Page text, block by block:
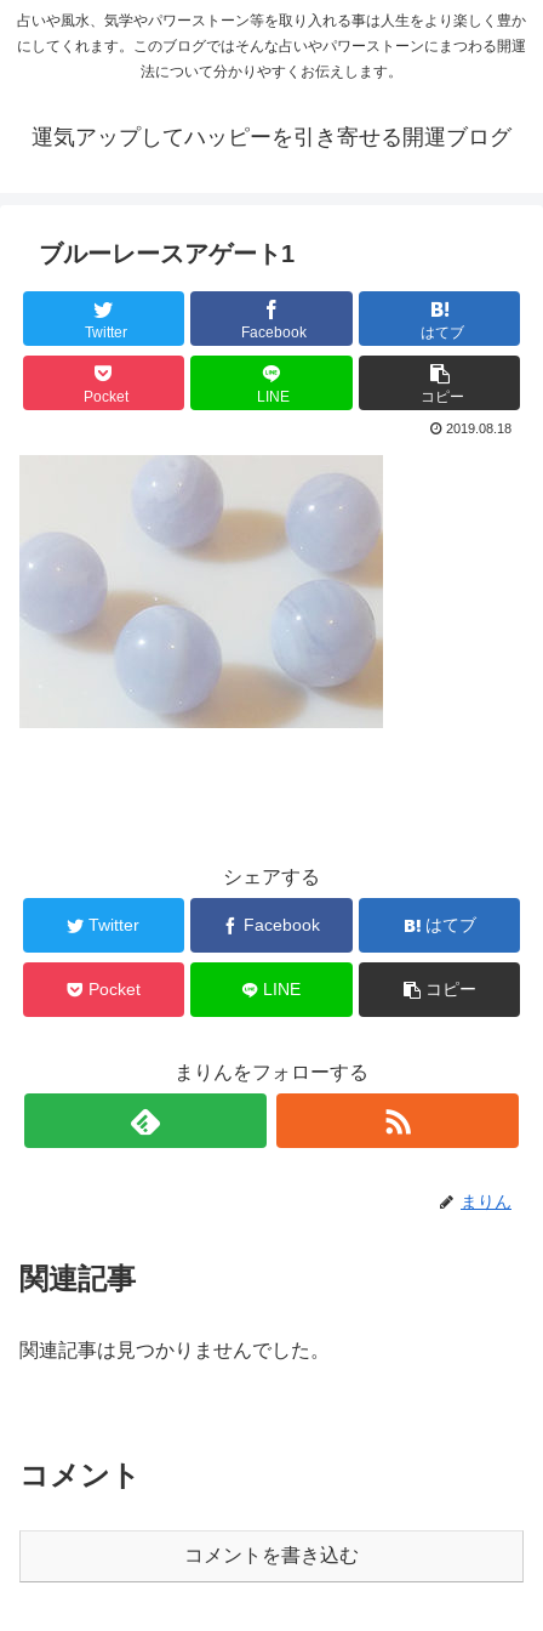
占いや風水、気学やパワーストーン等を取り入れる事は人生をより楽しく豊か
にしてくれます。このブログではそんな占いやパワーストーンにまつわる開運
法について分かりやすくお伝えします。
運気アップしてハッピーを引き寄せる開運ブログ
ブルーレースアゲート1
Twitter Facebook はてブ
Pocket LINE コピー
2019.08.18
シェアする
Twitter Facebook はてブ
Pocket LINE コピー
まりんをフォローする
まりん
関連記事
関連記事は見つかりませんでした。
コメント
コメントを書き込む